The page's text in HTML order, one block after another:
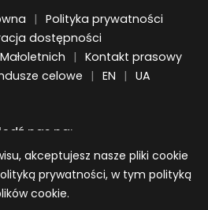
Polityka prywatności
dostępności
Kontakt prasowy
celowe
EN
ENGLISH
UA
UKRAIŃSKI
nas na:
cookie
akceptujesz nasze pliki cookie
prywatności, w tym polityką
cookie.